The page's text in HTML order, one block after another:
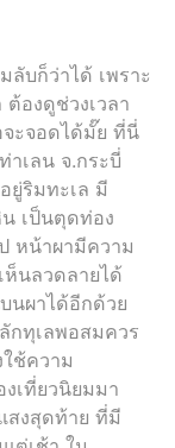
ลับก็ว่าได้ เพราะ
องดูช่วงเวลา
ะจอดได้มั๊ย ที่นี่
เลน จ.กระบี่
ยู่ริมทะเล มี
เป็นตุดท่อง
หน้าผามีความ
นลวดลายได้
นผาได้อีกด้วย
กทุเลพอสมควร
ช้ความ
เที่ยวนิยมมา
สงสุดท้าย ที่มี